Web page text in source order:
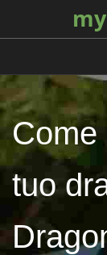
Come
tuo